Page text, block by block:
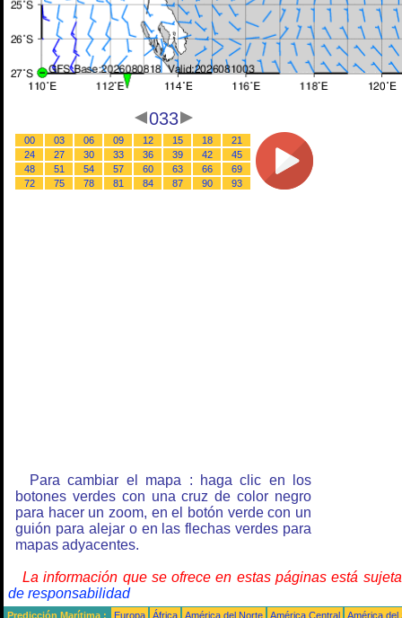
033
00 03 06 09 12 15 18
21
24
27 30 33 36 39 42
45
48
51 54 57 60 63 66
69
72
75 78 81 84 87 90 93
Para cambiar el mapa : haga clic en los
botones verdes con una cruz de color negro
para hacer un zoom, en el botón verde con un
guión para alejar o en las flechas verdes para
mapas adyacentes.
La información que se ofrece en estas páginas está
de responsabilidad
Predicción Marítima : Europa África América del Norte América Central
América del